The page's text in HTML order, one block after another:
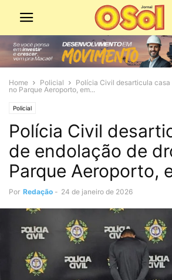
Home Policial
Polícia Civil desarticula
no Parque Aeroporto, em...
Policial
Polícia Civil
de endolação de
Parque Aeroporto,
Por Redação - 24 de janeiro de 2026